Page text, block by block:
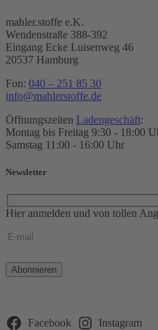
mahler.stoffe e.K.
Wendenstraße 388-392
Eingang Ecke Luisenweg 46
20537 Hamburg
Fon: 040 – 251 85 30
info@mahlerstoffe.de
Öffnungszeiten Ladengeschäft:
Montag bis Freitag 9:30 - 18:00
Samstag 11:00 - 16:00 Uhr
Newsletter
Hier anmelden und von tollen
Bitte
lasse
leer.
Facebook Instagram